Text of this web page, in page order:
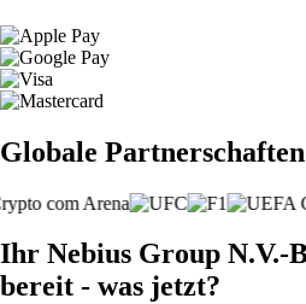
Globale Partnerschaften
Ihr Nebius Group N.V.-
bereit - was jetzt?